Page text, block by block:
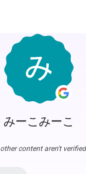
みーこみーこ
content aren't